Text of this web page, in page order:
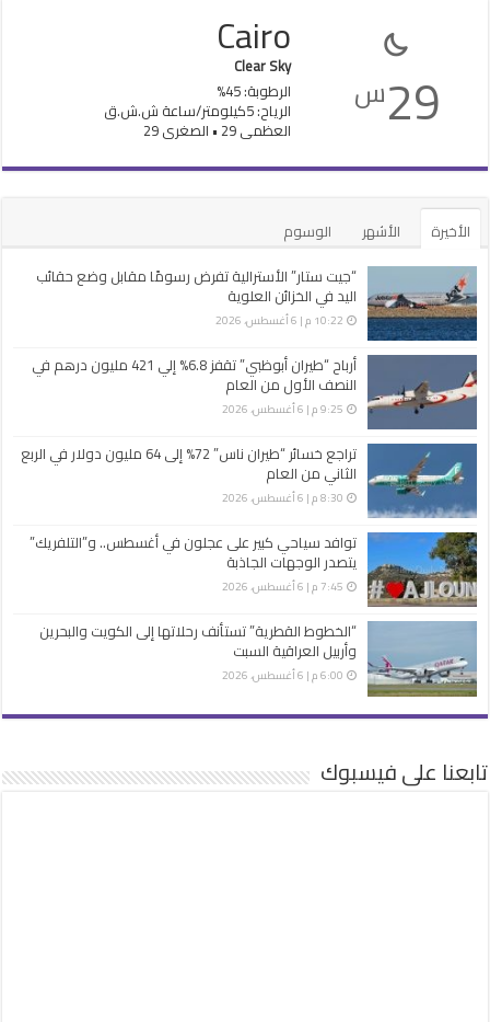
29س
Cairo
Clear Sky
الرطوبة: 45%
الرياح: 5كيلومتر/ساعة ش.ش.ق‎
العظمى 29 • الصغرى 29
الأخيرة الأشهر
الوسوم
“جيت ستار” الأسترالية تفرض رسومًا مقابل وضع حقائب
اليد في الخزائن العلوية
10:22 م | 6 أغسطس، 2026
أرباح “طيران أبوظبي” تقفز 6.8% إلي 421 مليون درهم في
النصف الأول من العام
9:25 م | 6 أغسطس، 2026
تراجع خسائر “طيران ناس” 72% إلى 64 مليون دولار في الربع
الثاني من العام
8:30 م | 6 أغسطس، 2026
توافد سياحي كبير على عجلون في أغسطس.. و”التلفريك”
يتصدر الوجهات الجاذبة
7:45 م | 6 أغسطس، 2026
“الخطوط القطرية” تستأنف رحلاتها إلى الكويت والبحرين
وأربيل العراقية السبت
6:00 م | 6 أغسطس، 2026
تابعنا على فيسبوك